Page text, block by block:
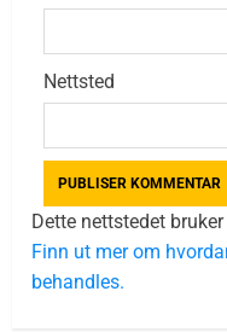
Nettsted
Dette nettstedet
Finn ut mer om
behandles.